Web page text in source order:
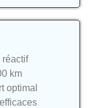
réactif
km
optimal